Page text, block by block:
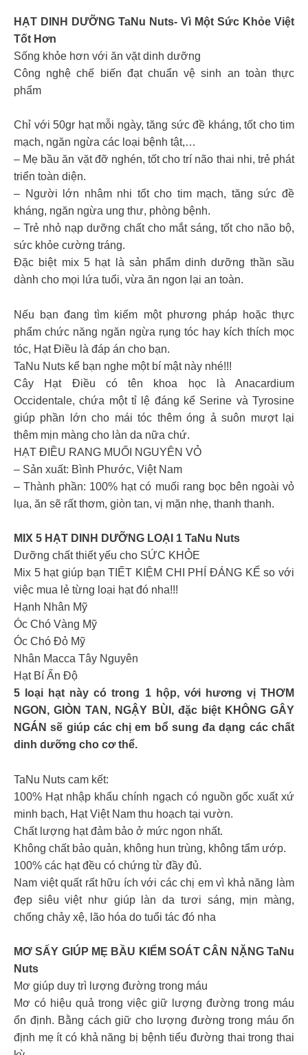
HẠT DINH DƯỠNG TaNu Nuts- Vì Một Sức Khỏe Việt
Tốt Hơn
Sống khỏe hơn với ăn vặt dinh dưỡng
Công nghệ chế biến đạt chuẩn vệ sinh an toàn thực
phẩm
Chỉ với 50gr hạt mỗi ngày, tăng sức đề kháng, tốt cho tim
mạch, ngăn ngừa các loại bệnh tật,…
– Mẹ bầu ăn vặt đỡ nghén, tốt cho trí não thai nhi, trẻ phát
triển toàn diện.
– Người lớn nhâm nhi tốt cho tim mạch, tăng sức đề
kháng, ngăn ngừa ung thư, phòng bệnh.
– Trẻ nhỏ nạp dưỡng chất cho mắt sáng, tốt cho não bộ,
sức khỏe cường tráng.
Đặc biệt mix 5 hạt là sản phẩm dinh dưỡng thần sầu
dành cho mọi lứa tuổi, vừa ăn ngon lại an toàn.
Nếu bạn đang tìm kiếm một phương pháp hoặc thực
phẩm chức năng ngăn ngừa rụng tóc hay kích thích mọc
tóc, Hạt Điều là đáp án cho bạn.
TaNu Nuts kể bạn nghe một bí mật này nhé!!!
Cây Hạt Điều có tên khoa học là Anacardium
Occidentale, chứa một tỉ lệ đáng kể Serine và Tyrosine
giúp phần lớn cho mái tóc thêm óng ả suôn mượt lại
thêm mịn màng cho làn da nữa chứ.
HẠT ĐIỀU RANG MUỐI NGUYÊN VỎ
– Sản xuất: Bình Phước, Việt Nam
– Thành phần: 100% hạt có muối rang bọc bên ngoài vỏ
lụa, ăn sẽ rất thơm, giòn tan, vị mặn nhẹ, thanh thanh.
MIX 5 HẠT DINH DƯỠNG LOẠI 1 TaNu Nuts
Dưỡng chất thiết yếu cho SỨC KHỎE
Mix 5 hạt giúp bạn TIẾT KIỆM CHI PHÍ ĐÁNG KỂ so với
việc mua lẻ từng loại hạt đó nha!!!
Hạnh Nhân Mỹ
Óc Chó Vàng Mỹ
Óc Chó Đỏ Mỹ
Nhân Macca Tây Nguyên
Hạt Bí Ấn Độ
5 loại hạt này có trong 1 hộp, với hương vị THƠM
NGON, GIÒN TAN, NGẬY BÙI, đặc biệt KHÔNG GÂY
NGÁN sẽ giúp các chị em bổ sung đa dạng các chất
dinh dưỡng cho cơ thể.
TaNu Nuts cam kết:
100% Hạt nhập khẩu chính ngạch có nguồn gốc xuất xứ
minh bạch, Hạt Việt Nam thu hoạch tại vườn.
Chất lượng hạt đảm bảo ở mức ngon nhất.
Không chất bảo quản, không hun trùng, không tẩm ướp.
100% các hạt đều có chứng từ đầy đủ.
Nam việt quất rất hữu ích với các chị em vì khả năng làm
đẹp siêu việt như giúp làn da tươi sáng, mịn màng,
chống chảy xệ, lão hóa do tuổi tác đó nha
MƠ SẤY GIÚP MẸ BẦU KIỂM SOÁT CÂN NẶNG TaNu
Nuts
Mơ giúp duy trì lượng đường trong máu
Mơ có hiệu quả trong việc giữ lượng đường trong máu
ổn định. Bằng cách giữ cho lượng đường trong máu ổn
định mẹ ít có khả năng bị bệnh tiểu đường thai trong thai